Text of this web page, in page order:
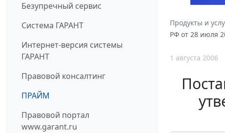
Безупречный сервис
Система ГАРАНТ
Интернет-версия системы
ГАРАНТ
Правовой консалтинг
ПРАЙМ
Правовой портал
www.garant.ru
Продукты и
РФ от 28 июля
1 августа 2006